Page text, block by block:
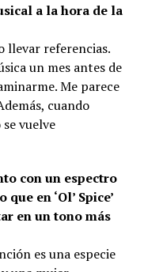
a la hora de la
llevar referencias.
un mes antes de
Me parece
cuando
vuelve
con un espectro
en ‘Ol’ Spice’
en un tono más
es una especie